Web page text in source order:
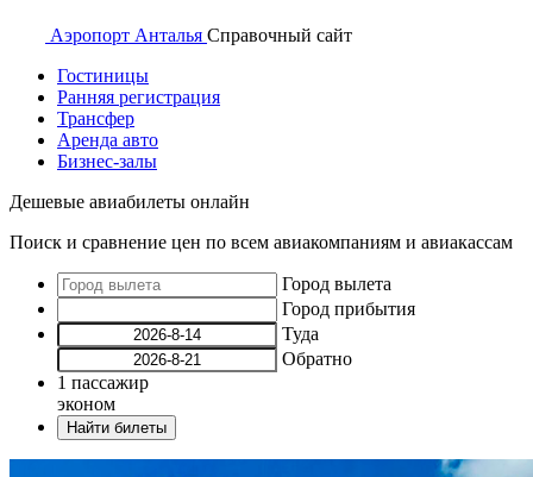
Аэропорт Анталья Справочный сайт
Гостиницы
Ранняя регистрация
Трансфер
Аренда авто
Бизнес-залы
Дешевые авиабилеты онлайн
Поиск и сравнение цен по всем авиакомпаниям и авиакассам
Город вылета
Город прибытия
Туда
Обратно
1 пассажир
эконом
Найти билеты